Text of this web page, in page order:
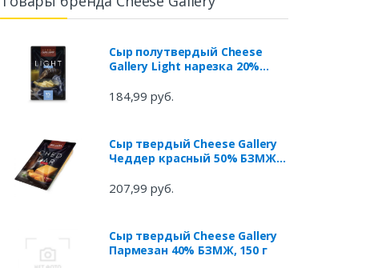
Сыр полутвердый Cheese
Gallery Light нарезка 20%
184,99 руб.
Сыр твердый Cheese Gallery
Чеддер красный 50% БЗМЖ,
207,99 руб.
Сыр твердый Cheese Gallery
Пармезан 40% БЗМЖ, 150 г